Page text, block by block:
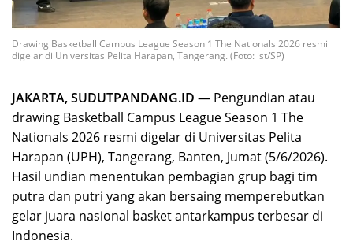
Drawing Basketball Campus League Season 1 The Nationals 2026 resmi
digelar di Universitas Pelita Harapan, Tangerang. (Foto: ist/SP)
JAKARTA, SUDUTPANDANG.ID — Pengundian atau
drawing Basketball Campus League Season 1 The
Nationals 2026 resmi digelar di Universitas Pelita
Harapan (UPH), Tangerang, Banten, Jumat (5/6/2026).
Hasil undian menentukan pembagian grup bagi tim
putra dan putri yang akan bersaing memperebutkan
gelar juara nasional basket antarkampus terbesar di
Indonesia.